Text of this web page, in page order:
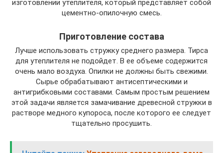
изготовлении утеплителя, который представляет собой
цементно-опилочную смесь.
Приготовление состава
Лучше использовать стружку среднего размера. Тирса
для утеплителя не подойдет. В ее объеме содержится
очень мало воздуха. Опилки не должны быть свежими.
Сырье обрабатывают антисептическими и
антигрибковыми составами. Самым простым решением
этой задачи является замачивание древесной стружки в
растворе медного купороса, после которого ее следует
тщательно просушить.